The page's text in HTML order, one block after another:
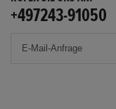
+497243-91050